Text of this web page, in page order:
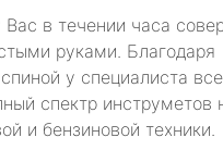
в течении часа
руками. Благодаря
у специалиста
спектр инструметов
и бензиновой техники.